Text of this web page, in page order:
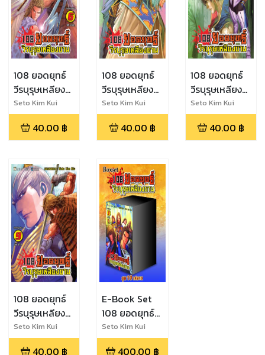
108 ยอดยุทธ์
วีรบุรุษเหลียง
ซาน เล่ม 6
Seto Kim Kui
40.00 ฿
108 ยอดยุทธ์
วีรบุรุษเหลียง
ซาน เล่ม 7
Seto Kim Kui
40.00 ฿
108 ยอดยุทธ์
วีรบุรุษเหลียง
ซาน เล่ม 8
Seto Kim Kui
40.00 ฿
108 ยอดยุทธ์
วีรบุรุษเหลียง
ซาน เล่ม 9
Seto Kim Kui
40.00 ฿
E-Book Set
108 ยอดยุทธ์
วีรบุรุษเหลียง
ซาน เล่ม 1-10
Seto Kim Kui
400.00 ฿